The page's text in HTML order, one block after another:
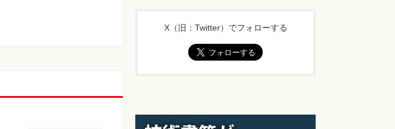
X（旧：Twitter）でフォローする